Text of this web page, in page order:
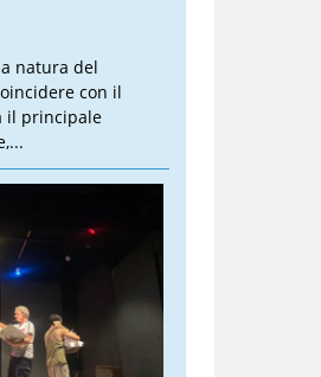
natura del
con il
il principale